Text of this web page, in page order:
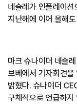
네슬레가 인플레이
지난해에 이어 올해
마크 슈나이더 네슬
브베에서 기자회견
밝혔다. 슈나이더
구체적으로 언급하지